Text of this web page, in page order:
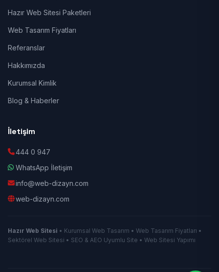
Hazır Web Sitesi Paketleri
Web Tasarım Fiyatları
Referanslar
Hakkımızda
Kurumsal Kimlik
Blog & Haberler
İletişim
444 0 947
WhatsApp İletişim
info@web-dizayn.com
web-dizayn.com
Hazır Web Sitesi • Kurumsal Web Tasarım • Web Tasarım Fiyatları •
Sektörel Web Sitesi • SEO & AEO Uyumlu Site • Web Sitesi Yapımı